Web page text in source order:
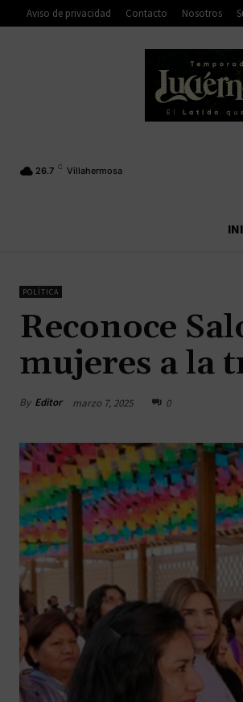
Aviso de privacidad Contacto Nosotros
26.7 C Villahermosa
POLÍTICA
Reconoce
mujeres a la
By Editor marzo 7, 2025 0